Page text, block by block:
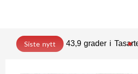
Siste nytt 43,9 grader i